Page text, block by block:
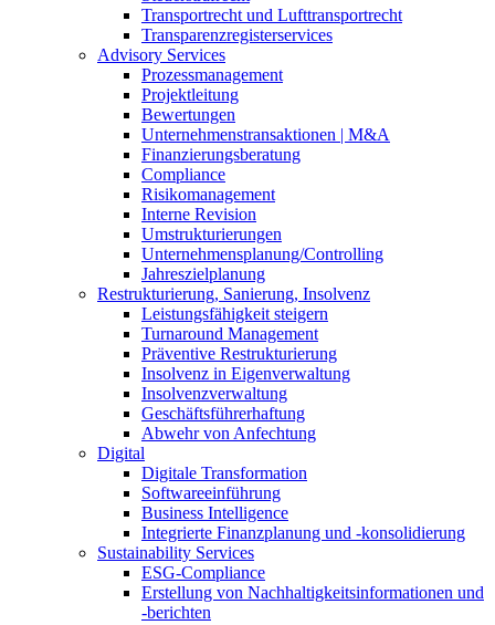
Transportrecht und Lufttransportrecht
Transparenzregisterservices
Advisory Services
Prozessmanagement
Projektleitung
Bewertungen
Unternehmenstransaktionen | M&A
Finanzierungsberatung
Compliance
Risikomanagement
Interne Revision
Umstrukturierungen
Unternehmensplanung/Controlling
Jahreszielplanung
Restrukturierung, Sanierung, Insolvenz
Leistungsfähigkeit steigern
Turnaround Management
Präventive Restrukturierung
Insolvenz in Eigenverwaltung
Insolvenzverwaltung
Geschäftsführerhaftung
Abwehr von Anfechtung
Digital
Digitale Transformation
Softwareeinführung
Business Intelligence
Integrierte Finanzplanung und -konsolidierung
Sustainability Services
ESG-Compliance
Erstellung von Nachhaltigkeitsinformationen und
-berichten